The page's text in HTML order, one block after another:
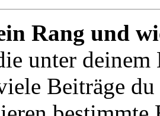
Rang und
unter deinem
Beiträge